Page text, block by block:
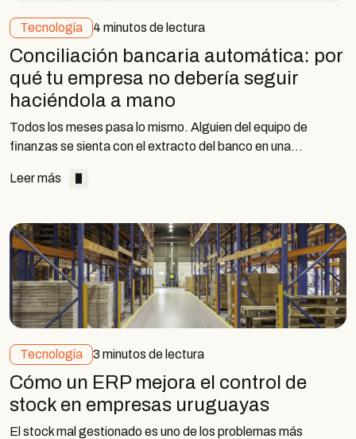
Tecnología 4 minutos de lectura
Conciliación bancaria automática: por
qué tu empresa no debería seguir
haciéndola a mano
Todos los meses pasa lo mismo. Alguien del equipo de
finanzas se sienta con el extracto del banco en una…
Leer más
Tecnología 3 minutos de lectura
Cómo un ERP mejora el control de
stock en empresas uruguayas
El stock mal gestionado es uno de los problemas más